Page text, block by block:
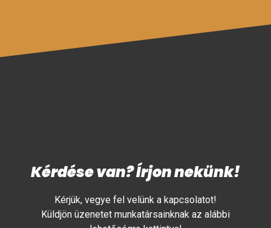
Kérdése van? Írjon nekünk!
Kérjük, vegye fel velünk a kapcsolatot!
Küldjön üzenetet munkatársainknak az alábbi